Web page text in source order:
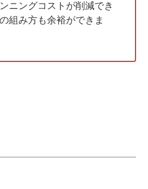
ニングコストが削減でき
組み方も余裕ができま